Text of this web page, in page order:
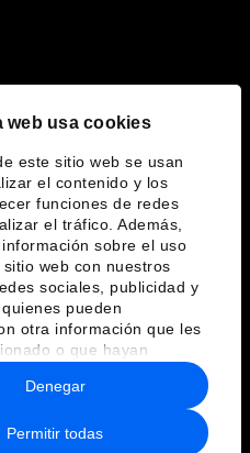
web usa cookies
este sitio web se usan
el contenido y los
funciones de redes
el tráfico. Además,
sobre el uso
web con nuestros
sociales, publicidad y
pueden
otra información que les
o que hayan
del uso que haya
servicios.
Permitir todas
Denegar
y normas de uso